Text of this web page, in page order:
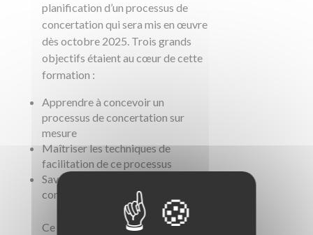
planification d’un processus de
concertation qui sera mis en œuvre
dès octobre 2025. Trois grands
objectifs étaient au cœur de cette
formation :
Apprendre à concevoir un
processus de concertation sur
mesure
Maîtriser les techniques de
facilitation de ce processus
Savoir évaluer efficacement la
concertation
Ce séminaire pratique a combiné